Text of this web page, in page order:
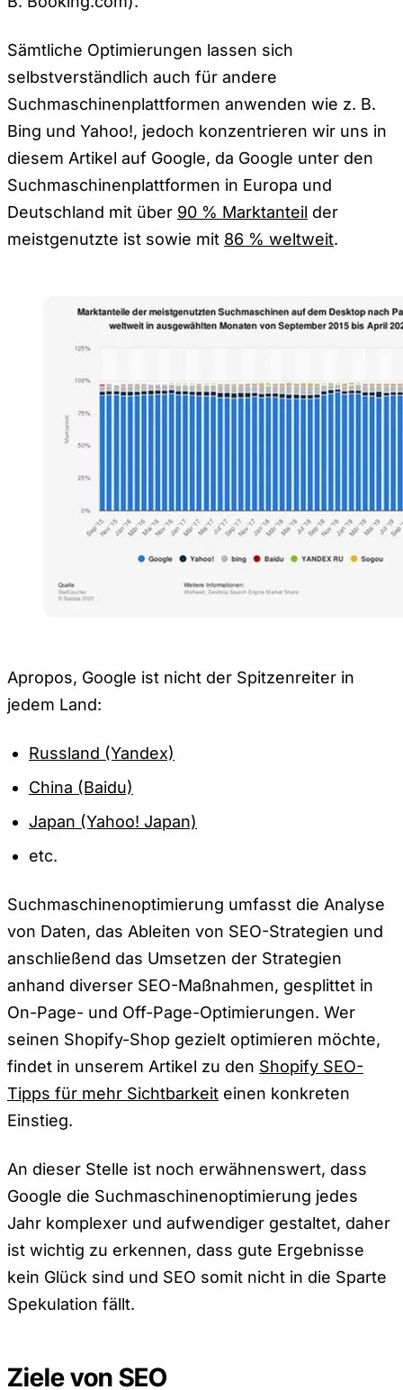
Sämtliche Optimierungen lassen sich
selbstverständlich auch für andere
Suchmaschinenplattformen anwenden wie z. B.
Bing und Yahoo!, jedoch konzentrieren wir uns in
diesem Artikel auf Google, da Google unter den
Suchmaschinenplattformen in Europa und
Deutschland mit über 90 % Marktanteil der
meistgenutzte ist sowie mit 86 % weltweit.
Apropos, Google ist nicht der Spitzenreiter in
jedem Land:
Russland (Yandex)
China (Baidu)
Japan (Yahoo! Japan)
etc.
Suchmaschinenoptimierung umfasst die Analyse
von Daten, das Ableiten von SEO-Strategien und
anschließend das Umsetzen der Strategien
anhand diverser SEO-Maßnahmen, gesplittet in
On-Page- und Off-Page-Optimierungen. Wer
seinen Shopify-Shop gezielt optimieren möchte,
findet in unserem Artikel zu den Shopify SEO-
Tipps für mehr Sichtbarkeit einen konkreten
Einstieg.
An dieser Stelle ist noch erwähnenswert, dass
Google die Suchmaschinenoptimierung jedes
Jahr komplexer und aufwendiger gestaltet, daher
ist wichtig zu erkennen, dass gute Ergebnisse
kein Glück sind und SEO somit nicht in die Sparte
Spekulation fällt.
Ziele von SEO